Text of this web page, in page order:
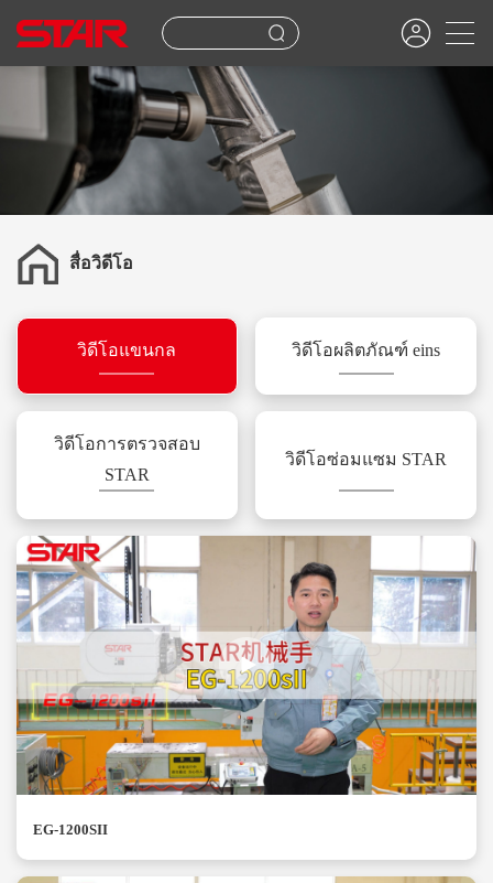
สื่อวิดีโอ
วิดีโอแขนกล วิดีโอผลิตภัณฑ์ eins
วิดีโอการตรวจสอบ
STAR
วิดีโอซ่อมแซม STAR
EG-1200SII